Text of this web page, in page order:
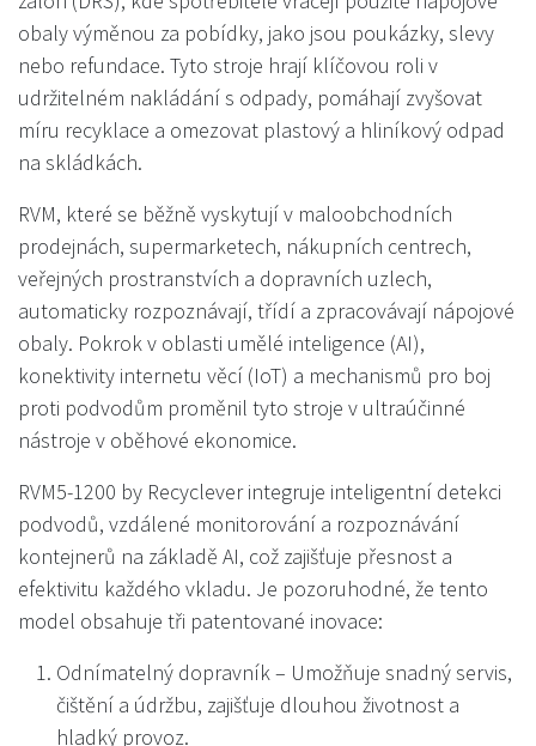
obaly výměnou za pobídky, jako jsou poukázky, slevy
nebo refundace. Tyto stroje hrají klíčovou roli v
udržitelném nakládání s odpady, pomáhají zvyšovat
míru recyklace a omezovat plastový a hliníkový odpad
na skládkách.
RVM, které se běžně vyskytují v maloobchodních
prodejnách, supermarketech, nákupních centrech,
veřejných prostranstvích a dopravních uzlech,
automaticky rozpoznávají, třídí a zpracovávají nápojové
obaly. Pokrok v oblasti umělé inteligence (AI),
konektivity internetu věcí (IoT) a mechanismů pro boj
proti podvodům proměnil tyto stroje v ultraúčinné
nástroje v oběhové ekonomice.
RVM5-1200 by Recyclever integruje inteligentní detekci
podvodů, vzdálené monitorování a rozpoznávání
kontejnerů na základě AI, což zajišťuje přesnost a
efektivitu každého vkladu. Je pozoruhodné, že tento
model obsahuje tři patentované inovace:
Odnímatelný dopravník – Umožňuje snadný servis,
čištění a údržbu, zajišťuje dlouhou životnost a
hladký provoz.